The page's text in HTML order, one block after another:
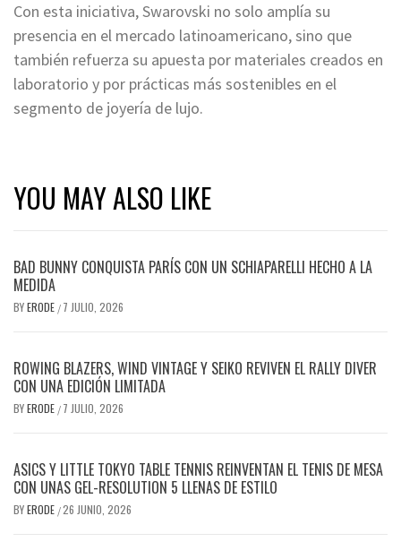
Con esta iniciativa, Swarovski no solo amplía su
presencia en el mercado latinoamericano, sino que
también refuerza su apuesta por materiales creados en
laboratorio y por prácticas más sostenibles en el
segmento de joyería de lujo.
YOU MAY ALSO LIKE
BAD BUNNY CONQUISTA PARÍS CON UN SCHIAPARELLI HECHO A LA
MEDIDA
BYERODE / 7 JULIO, 2026
ROWING BLAZERS, WIND VINTAGE Y SEIKO REVIVEN EL RALLY DIVER
CON UNA EDICIÓN LIMITADA
BYERODE / 7 JULIO, 2026
ASICS Y LITTLE TOKYO TABLE TENNIS REINVENTAN EL TENIS DE MESA
CON UNAS GEL-RESOLUTION 5 LLENAS DE ESTILO
BYERODE /26 JUNIO, 2026